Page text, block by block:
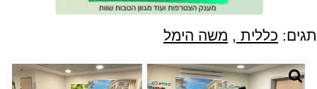
תגים: כללית , משה הימל